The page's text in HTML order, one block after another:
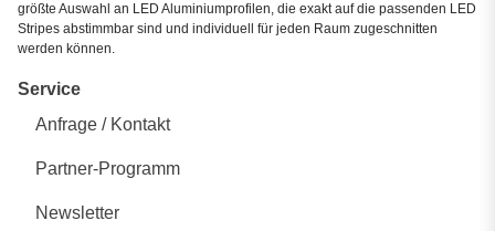
größte Auswahl an LED Aluminiumprofilen, die exakt auf die passenden LED
Stripes abstimmbar sind und individuell für jeden Raum zugeschnitten
werden können.
Service
Anfrage / Kontakt
Partner-Programm
Newsletter